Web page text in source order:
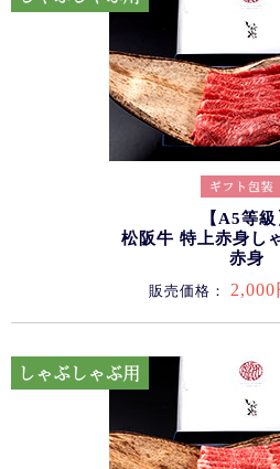
【A5等級
松阪牛 特上赤身し
赤身
販売価格： 2,000